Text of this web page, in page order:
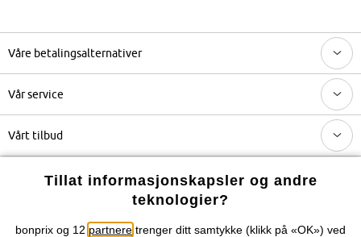
Våre betalingsalternativer
Vår service
Vårt tilbud
SelskapetTillat informasjonskapsler og andre
teknologier?
bonprix og 12 partnere trenger ditt samtykke (klikk på «OK») ved